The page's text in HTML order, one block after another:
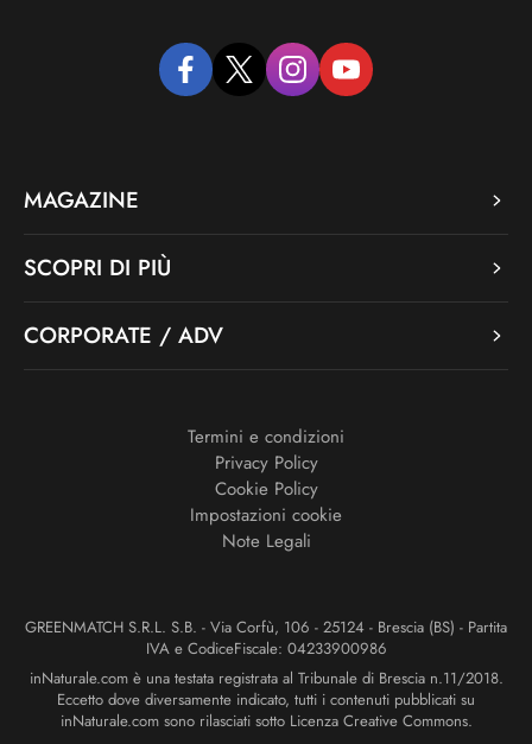
facebooktwitter instagramyoutube
MAGAZINE
SCOPRI DI PIÙ
CORPORATE / ADV
Termini e condizioni
Privacy Policy
Cookie Policy
Impostazioni cookie
Note Legali
GREENMATCH S.R.L. S.B. - Via Corfù, 106 - 25124 - Brescia (BS) - Partita
IVA e CodiceFiscale: 04233900986
inNaturale.com è una testata registrata al Tribunale di Brescia n.11/2018.
Eccetto dove diversamente indicato, tutti i contenuti pubblicati su
inNaturale.com sono rilasciati sotto Licenza Creative Commons.